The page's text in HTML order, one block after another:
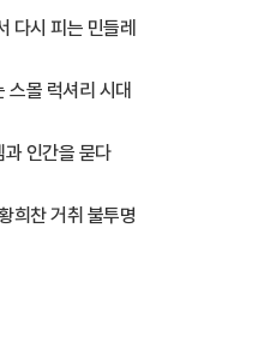
다시 피는 민들레
스몰 럭셔리 시대
인간을 묻다
희찬 거취 불투명